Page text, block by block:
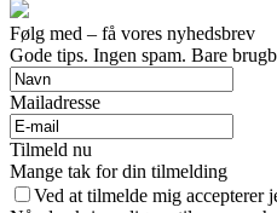
Følg med – få vores nyhedsbrev
Gode tips. Ingen spam. Bare
Mailadresse
Tilmeld nu
Mange tak for din tilmelding
Ved at tilmelde mig accepterer